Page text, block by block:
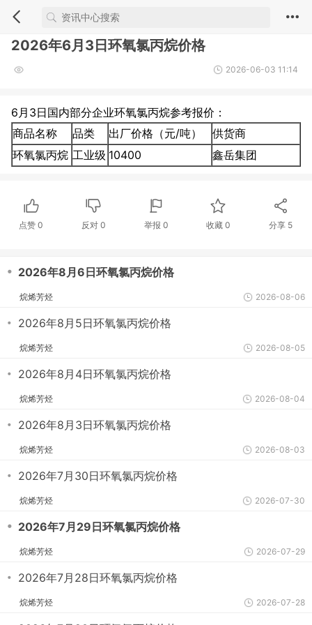
2026年6月3日环氧氯丙烷价格
2026-06-03 11:14
6月3日国内部分企业环氧氯丙烷参考报价：
商品名称
品类 出厂价格（元/吨）
供货商
环氧氯丙烷 工业级 10400 鑫岳集团
点赞0 反对 0 举报 0 收藏 0 分享 5
・ 2026年8月6日环氧氯丙烷价格
烷烯芳烃 2026-08-06
・ 2026年8月5日环氧氯丙烷价格
烷烯芳烃 2026-08-05
・ 2026年8月4日环氧氯丙烷价格
烷烯芳烃 2026-08-04
・ 2026年8月3日环氧氯丙烷价格
烷烯芳烃 2026-08-03
・ 2026年7月30日环氧氯丙烷价格
烷烯芳烃 2026-07-30
・ 2026年7月29日环氧氯丙烷价格
烷烯芳烃 2026-07-29
・ 2026年7月28日环氧氯丙烷价格
烷烯芳烃 2026-07-28